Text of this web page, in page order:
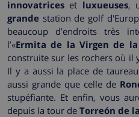
innovatrices et luxueuses,
grande station de golf
beaucoup d’endroits très
l’«Ermita de la Virgen de la
construite sur les rochers où il
Il y a aussi la place de
aussi grande que celle de
stupéfiante. Et enfin, vous
depuis la tour de Torreón de